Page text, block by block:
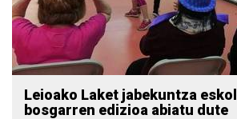
Leioako Laket jabekuntza
bosgarren edizioa abiatu dute